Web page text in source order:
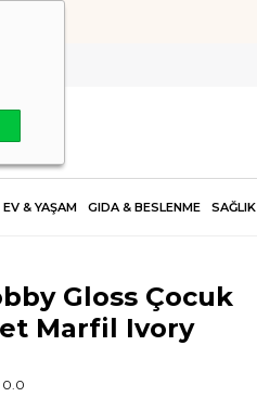
EV & YAŞAM GIDA & BESLENME SAĞLIK
Gloss Çocuk
Marfil Ivory
0.0